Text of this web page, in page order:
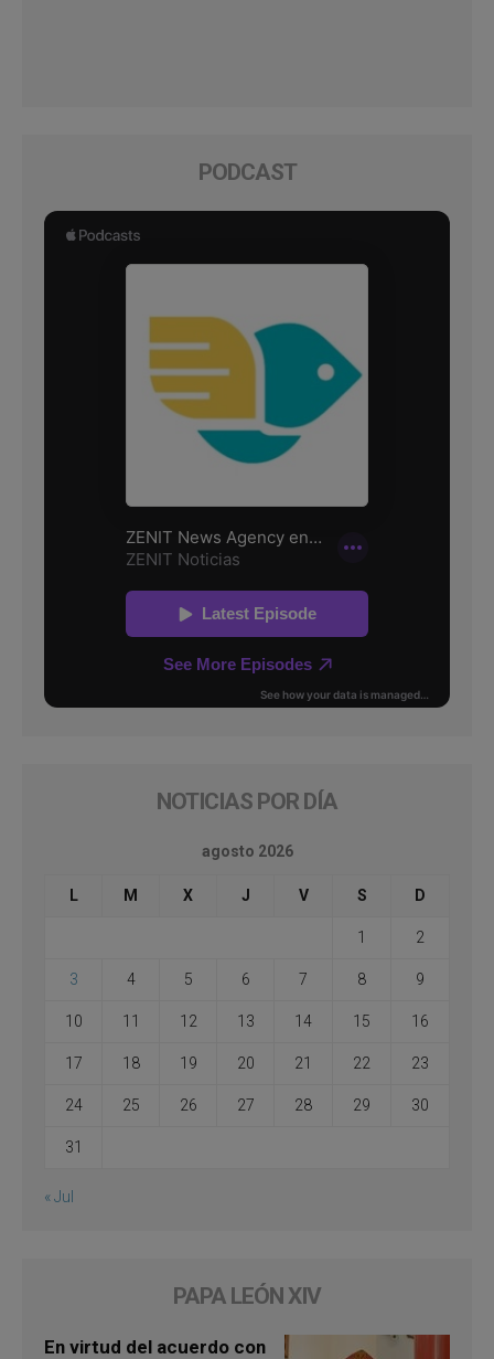
PODCAST
NOTICIAS POR DÍA
agosto 2026
L M X J V S D
1 2
3 4 5 6 7 8 9
10 11 12 13 14 15 16
17 18 19 20 21 22 23
24 25 26 27 28 29 30
31
« Jul
PAPA LEÓN XIV
En virtud del acuerdo con